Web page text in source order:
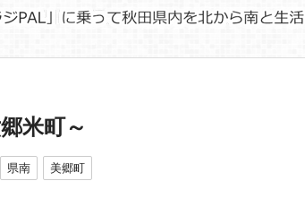
米町～
県南 美郷町